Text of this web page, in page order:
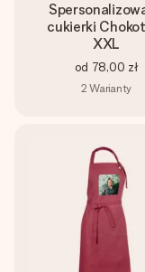
cukierki
XXL
od 78,00 zł
2 Warianty